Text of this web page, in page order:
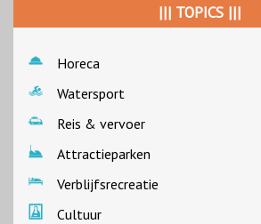
||| TOPICS |||
Horeca
Watersport
Reis & vervoer
Attractieparken
Verblijfsrecreatie
Cultuur